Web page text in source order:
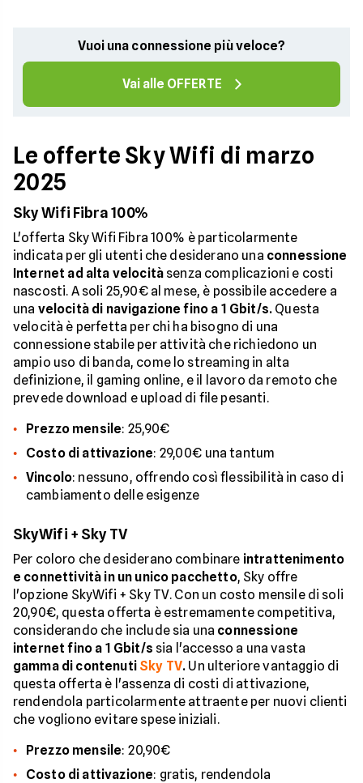
Vuoi una connessione più veloce?
Vai alle OFFERTE
Le offerte Sky Wifi di marzo
2025
Sky Wifi Fibra 100%
L'offerta Sky Wifi Fibra 100% è particolarmente
indicata per gli utenti che desiderano una connessione
Internet ad alta velocità senza complicazioni e costi
nascosti. A soli 25,90€ al mese, è possibile accedere a
una velocità di navigazione fino a 1 Gbit/s. Questa
velocità è perfetta per chi ha bisogno di una
connessione stabile per attività che richiedono un
ampio uso di banda, come lo streaming in alta
definizione, il gaming online, e il lavoro da remoto che
prevede download e upload di file pesanti.
Prezzo mensile: 25,90€
Costo di attivazione: 29,00€ una tantum
Vincolo: nessuno, offrendo così flessibilità in caso di
cambiamento delle esigenze
SkyWifi + Sky TV
Per coloro che desiderano combinare intrattenimento
e connettività in un unico pacchetto, Sky offre
l'opzione SkyWifi + Sky TV. Con un costo mensile di soli
20,90€, questa offerta è estremamente competitiva,
considerando che include sia una connessione
internet fino a 1 Gbit/s sia l'accesso a una vasta
gamma di contenuti Sky TV. Un ulteriore vantaggio di
questa offerta è l'assenza di costi di attivazione,
rendendola particolarmente attraente per nuovi clienti
che vogliono evitare spese iniziali.
Prezzo mensile: 20,90€
Costo di attivazione: gratis, rendendola